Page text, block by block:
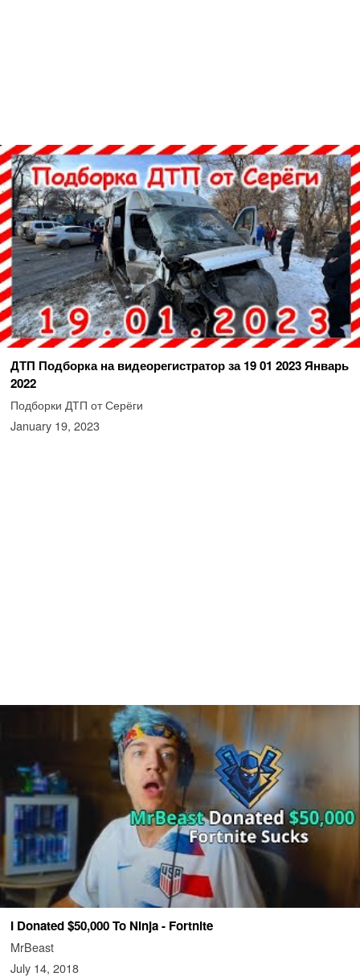
ДТП Подборка на видеорегистратор за 19 01 2023 Январь
2022
Подборки ДТП от Серёги
January 19, 2023
I Donated $50,000 To Ninja - Fortnite
MrBeast
July 14, 2018